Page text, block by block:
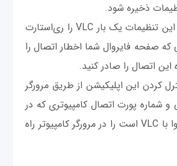
ذخیره شود.
بعد از انجام این تنظیمات یک بار VLC را ری‌استارت
که صفحه فایروال شما اخطار اتصال را
این اتصال را صادر کنید.
کردن این اپلیکیشن از طریق مرورگر
شماره پورت اتصال کامپیوتری که در
حال پخش محتوا با VLC است را در مرورگر کامپیوتر راه